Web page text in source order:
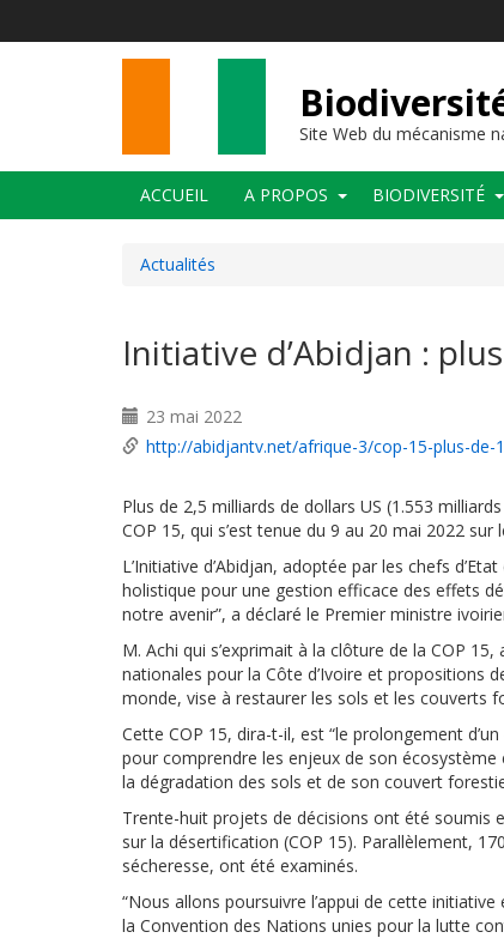
Site Web du mécanisme
Main
navigation
ACCUEIL A PROPOS BIODIVERSITÉ
Actualités
Initiative d’Abidjan :
23 mai 2022
http://abidjantv.net/afrique-3/cop-15-plus-
Plus de 2,5 milliards de dollars US (1.553
COP 15, qui s’est tenue du 9 au 20 mai 2022 sur
L’Initiative d’Abidjan, adoptée par les chefs
holistique pour une gestion efficace des effets
notre avenir”, a déclaré le Premier ministre
M. Achi qui s’exprimait à la clôture de la COP
nationales pour la Côte d’Ivoire et propositions
monde, vise à restaurer les sols et les couverts
Cette COP 15, dira-t-il, est “le prolongement
pour comprendre les enjeux de son
la dégradation des sols et de son couvert
Trente-huit projets de décisions ont été soumis
sur la désertification (COP 15). Parallèlement,
sécheresse, ont été examinés.
“Nous allons poursuivre l’appui de cette
la Convention des Nations unies pour la lutte